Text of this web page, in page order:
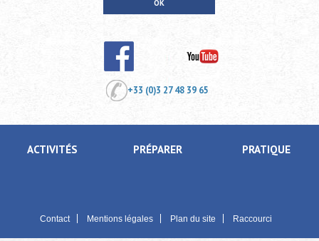
+33 (0)3 27 48 39 65
ACTIVITÉS PRÉPARER PRATIQUE
Contact Mentions légales Plan du site Raccourci